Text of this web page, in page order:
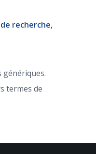
recherche,
génériques.
termes de